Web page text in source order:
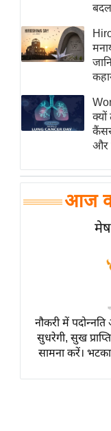
ई-पेपर
मिसाल
शख्सियत
यंग इंडिया
साहित्य
ऑटो वर्ल्ड
मनोरंजन
बॉलीवुड
हॉलीवुड
ब्यूटी/
और
आज
नौकरी में
सुधरेगी, सुख
सामना करें।